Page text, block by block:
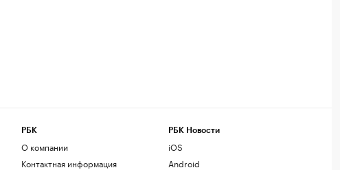
РБК
О компании
Контактная информация
РБК Новости
iOS
Android